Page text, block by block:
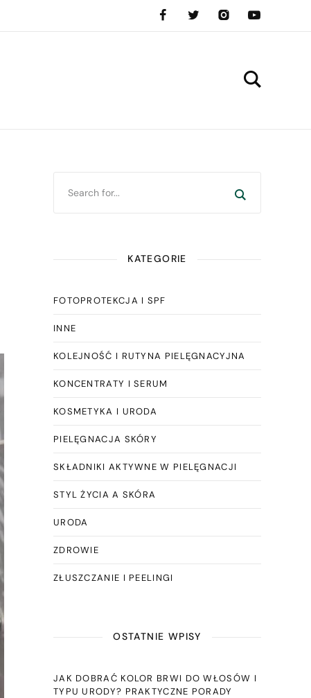
KATEGORIE
FOTOPROTEKCJA I SPF
INNE
KOLEJNOŚĆ I RUTYNA PIELĘGNACYJNA
KONCENTRATY I SERUM
KOSMETYKA I URODA
PIELĘGNACJA SKÓRY
SKŁADNIKI AKTYWNE W PIELĘGNACJI
STYL ŻYCIA A SKÓRA
URODA
ZDROWIE
ZŁUSZCZANIE I PEELINGI
OSTATNIE WPISY
JAK DOBRAĆ KOLOR BRWI DO WŁOSÓW I
TYPU URODY? PRAKTYCZNE PORADY